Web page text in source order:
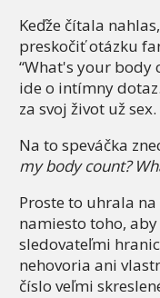
Keďže čítala
preskočiť otázku
“What's your body
ide o intímny
za svoj život už
Na to speváčka
my body count?
Proste to uhrala
namiesto toho,
sledovateľmi
nehovoria ani
číslo veľmi